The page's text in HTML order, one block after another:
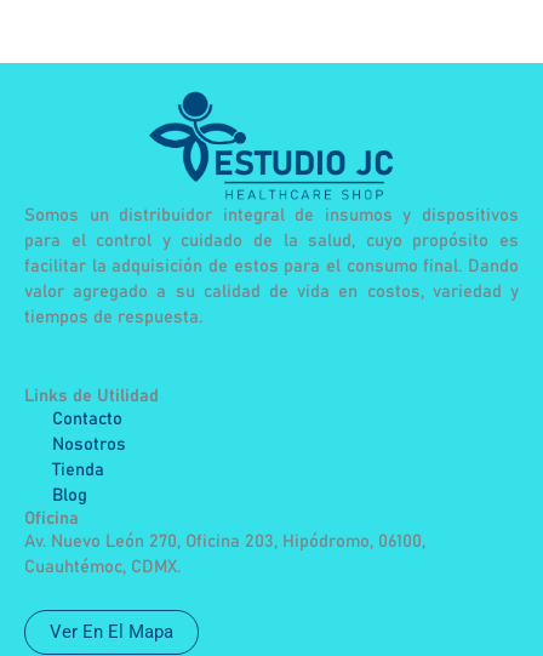
Somos un distribuidor integral de insumos y dispositivos
para el control y cuidado de la salud, cuyo propósito es
facilitar la adquisición de estos para el consumo final. Dando
valor agregado a su calidad de vida en costos, variedad y
tiempos de respuesta.
Links de Utilidad
Contacto
Nosotros
Tienda
Blog
Oficina
Av. Nuevo León 270, Oficina 203, Hipódromo, 06100,
Cuauhtémoc, CDMX.
Ver En El Mapa